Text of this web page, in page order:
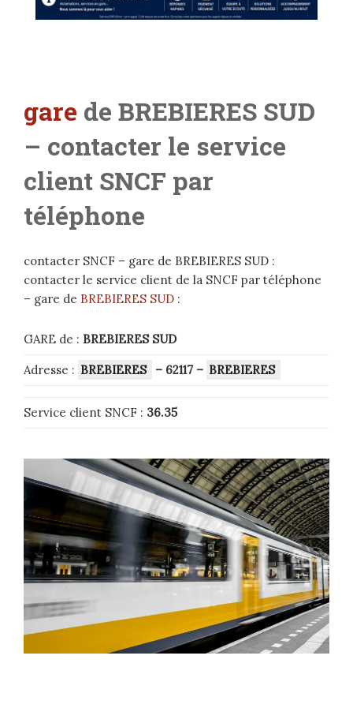
gare de BREBIERES SUD
– contacter le service
client SNCF par
téléphone
contacter SNCF – gare de BREBIERES SUD :
contacter le service client de la SNCF par téléphone
– gare de BREBIERES SUD :
GARE de : BREBIERES SUD
Adresse : BREBIERES – 62117 – BREBIERES
Service client SNCF : 36.35